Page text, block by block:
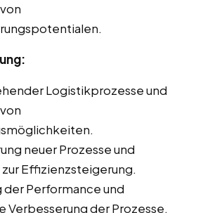
Logistikprozesse und
neuer Prozesse und
Effizienzsteigerung.
Performance und
Verbesserung der Prozesse.